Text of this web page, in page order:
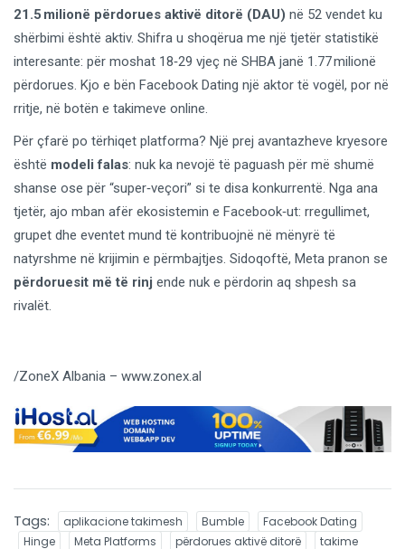
21.5 milionë përdorues aktivë ditorë (DAU) në 52 vendet ku
shërbimi është aktiv. Shifra u shoqërua me një tjetër statistikë
interesante: për moshat 18‑29 vjeç në SHBA janë 1.77 milionë
përdorues. Kjo e bën Facebook Dating një aktor të vogël, por në
rritje, në botën e takimeve online.
Për çfarë po tërhiqet platforma? Një prej avantazheve kryesore
është modeli falas: nuk ka nevojë të paguash për më shumë
shanse ose për “super‑veçori” si te disa konkurrentë. Nga ana
tjetër, ajo mban afër ekosistemin e Facebook‑ut: rregullimet,
grupet dhe eventet mund të kontribuojnë në mënyrë të
natyrshme në krijimin e përmbajtjes. Sidoqoftë, Meta pranon se
përdoruesit më të rinj ende nuk e përdorin aq shpesh sa
rivalët.
/ZoneX Albania – www.zonex.al
Tags: aplikacione takimesh Bumble
Facebook Dating
Hinge
Meta Platforms përdorues aktivë ditorë
takime